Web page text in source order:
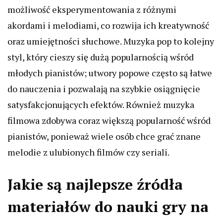
możliwość eksperymentowania z różnymi
akordami i melodiami, co rozwija ich kreatywność
oraz umiejętności słuchowe. Muzyka pop to kolejny
styl, który cieszy się dużą popularnością wśród
młodych pianistów; utwory popowe często są łatwe
do nauczenia i pozwalają na szybkie osiągnięcie
satysfakcjonujących efektów. Również muzyka
filmowa zdobywa coraz większą popularność wśród
pianistów, ponieważ wiele osób chce grać znane
melodie z ulubionych filmów czy seriali.
Jakie są najlepsze źródła
materiałów do nauki gry na